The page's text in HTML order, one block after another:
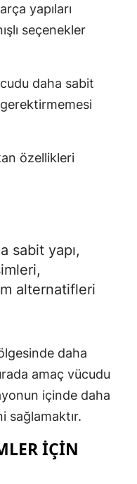
yapıları
seçenekler
daha sabit
özellikleri
sabit yapı,
alternatifleri
daha
amaç vücudu
içinde daha
sağlamaktır.
İÇIN